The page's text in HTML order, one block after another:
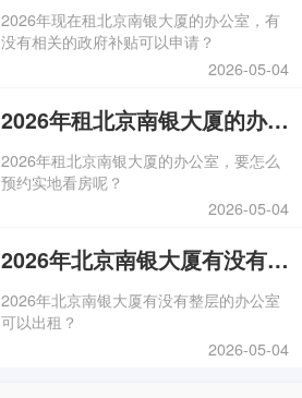
2026年现在租北京南银大厦的办公室，有
没有相关的政府补贴可以申请？
2026-05-04
2026年租北京南银大厦的办公室，要怎么预约实地看房呢？
2026年租北京南银大厦的办公室，要怎么
预约实地看房呢？
2026-05-04
2026年北京南银大厦有没有整层的办公室可以出租？
2026年北京南银大厦有没有整层的办公室
可以出租？
2026-05-04